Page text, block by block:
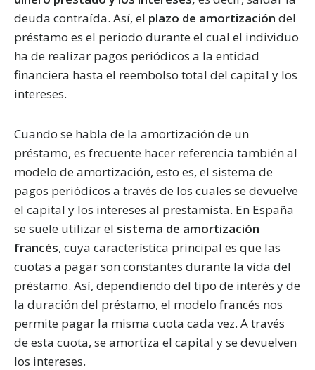
de cookies.
Nettbureau utiliza cookies propias y de terceros con fines
analíticos y para mostrarte publicidad relacionada con tus
preferencias.Puedes aceptar todas las cookies pulsando
"Aceptar". Para rechazar las cookies salvo las estrictamente
aceptarlos. Visita nuestraPolítica de Cookies.
deuda contraída. Así, el plazo de amortización del
préstamo es el periodo durante el cual el individuo
ha de realizar pagos periódicos a la entidad
financiera hasta el reembolso total del capital y los
intereses.
Cuando se habla de la amortización de un
préstamo, es frecuente hacer referencia también al
modelo de amortización, esto es, el sistema de
pagos periódicos a través de los cuales se devuelve
el capital y los intereses al prestamista. En España
se suele utilizar el sistema de amortización
francés, cuya característica principal es que las
cuotas a pagar son constantes durante la vida del
préstamo. Así, dependiendo del tipo de interés y de
la duración del préstamo, el modelo francés nos
permite pagar la misma cuota cada vez. A través
de esta cuota, se amortiza el capital y se devuelven
los intereses.